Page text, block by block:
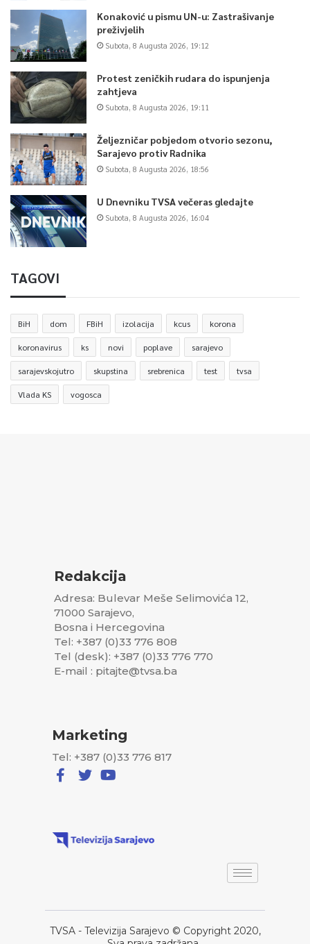
Konaković u pismu UN-u: Zastrašivanje
preživjelih
Subota, 8 Augusta 2026, 19:12
Protest zeničkih rudara do ispunjenja
zahtjeva
Subota, 8 Augusta 2026, 19:11
Željezničar pobjedom otvorio sezonu,
Sarajevo protiv Radnika
Subota, 8 Augusta 2026, 18:56
U Dnevniku TVSA večeras gledajte
Subota, 8 Augusta 2026, 16:04
TAGOVI
BiH dom FBiH izolacija kcus korona
koronavirus ks novi poplave sarajevo
sarajevskojutro skupstina srebrenica test tvsa
Vlada KS vogosca
Redakcija
Adresa: Bulevar Meše Selimovića 12,
71000 Sarajevo,
Bosna i Hercegovina
Tel: +387 (0)33 776 808
Tel (desk): +387 (0)33 776 770
E-mail : pitajte@tvsa.ba
Marketing
Tel: +387 (0)33 776 817
TVSA - Televizija Sarajevo © Copyright 2020,